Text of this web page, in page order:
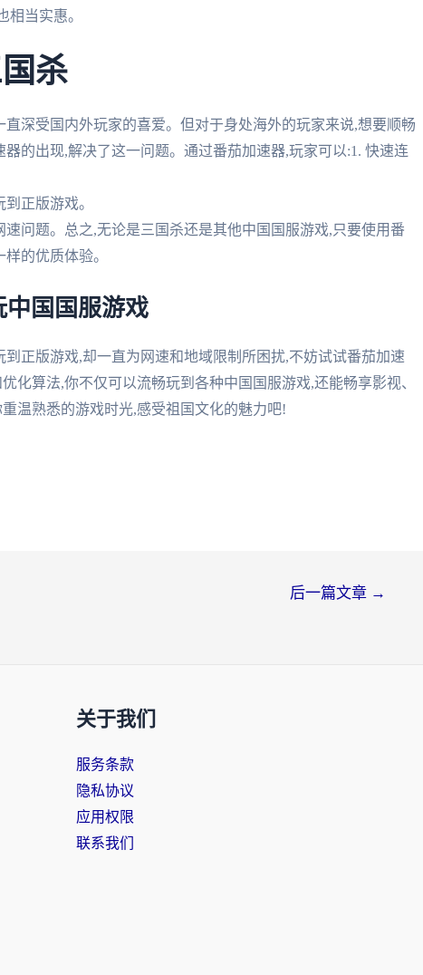
相当实惠。
杀
直深受国内外玩家的喜爱。但对于身处海外的玩家来说,想要顺畅
的出现,解决了这一问题。通过番茄加速器,玩家可以:1. 快速连
正版游戏。
问题。总之,无论是三国杀还是其他中国国服游戏,只要使用番
的优质体验。
中国国服游戏
正版游戏,却一直为网速和地域限制所困扰,不妨试试番茄加速
化算法,你不仅可以流畅玩到各种中国国服游戏,还能畅享影视、
温熟悉的游戏时光,感受祖国文化的魅力吧!
后一篇文章 →
关于我们
服务条款
隐私协议
应用权限
联系我们